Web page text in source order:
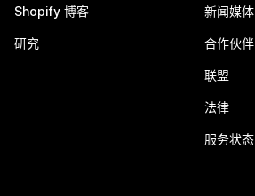
Shopify 博客
研究
新闻媒体
合作伙伴
联盟
法律
服务状态